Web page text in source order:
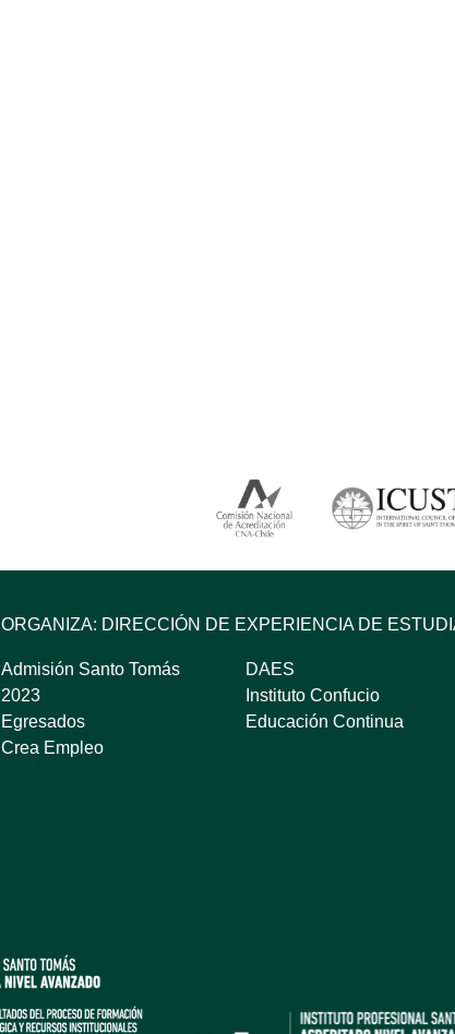
ORGANIZA: DIRECCIÓN DE EXPERIENCIA DE
Admisión Santo Tomás
2023
Egresados
Crea Empleo
DAES
Instituto Confucio
Educación Continua